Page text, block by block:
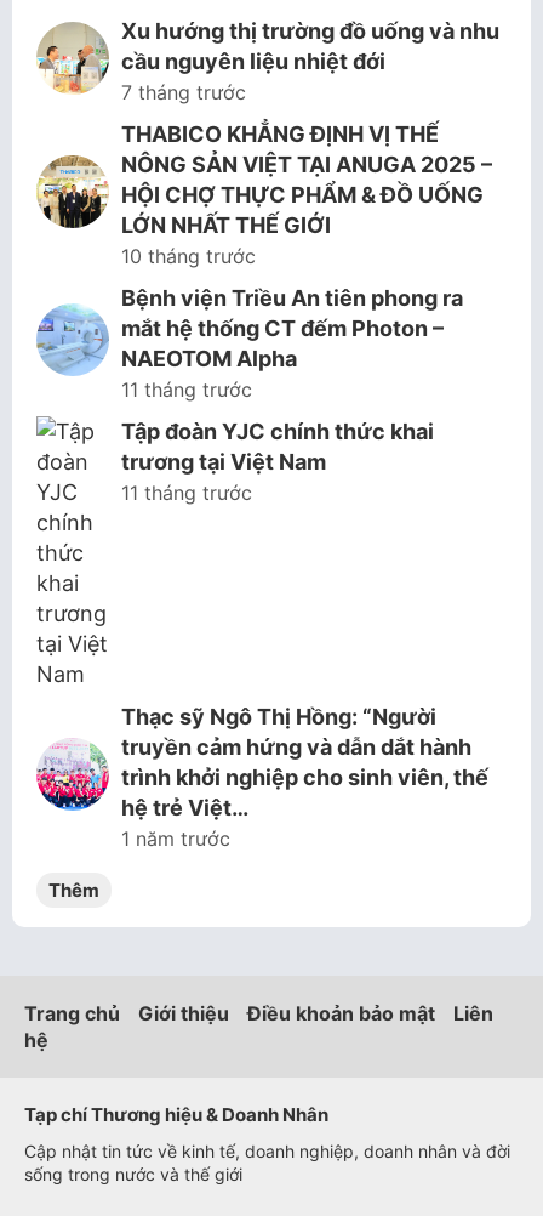
Xu hướng thị trường đồ uống và nhu
cầu nguyên liệu nhiệt đới
7 tháng trước
THABICO KHẲNG ĐỊNH VỊ THẾ
NÔNG SẢN VIỆT TẠI ANUGA 2025 –
HỘI CHỢ THỰC PHẨM & ĐỒ UỐNG
LỚN NHẤT THẾ GIỚI
10 tháng trước
Bệnh viện Triều An tiên phong ra
mắt hệ thống CT đếm Photon –
NAEOTOM Alpha
11 tháng trước
Tập đoàn YJC chính thức khai
trương tại Việt Nam
11 tháng trước
Thạc sỹ Ngô Thị Hồng: “Người
truyền cảm hứng và dẫn dắt hành
trình khởi nghiệp cho sinh viên, thế
hệ trẻ Việt…
1 năm trước
Thêm
Trang chủ Giới thiệu Điều khoản bảo mật
Liên
hệ
Tạp chí Thương hiệu & Doanh Nhân
Cập nhật tin tức về kinh tế, doanh nghiệp, doanh nhân và đời
sống trong nước và thế giới